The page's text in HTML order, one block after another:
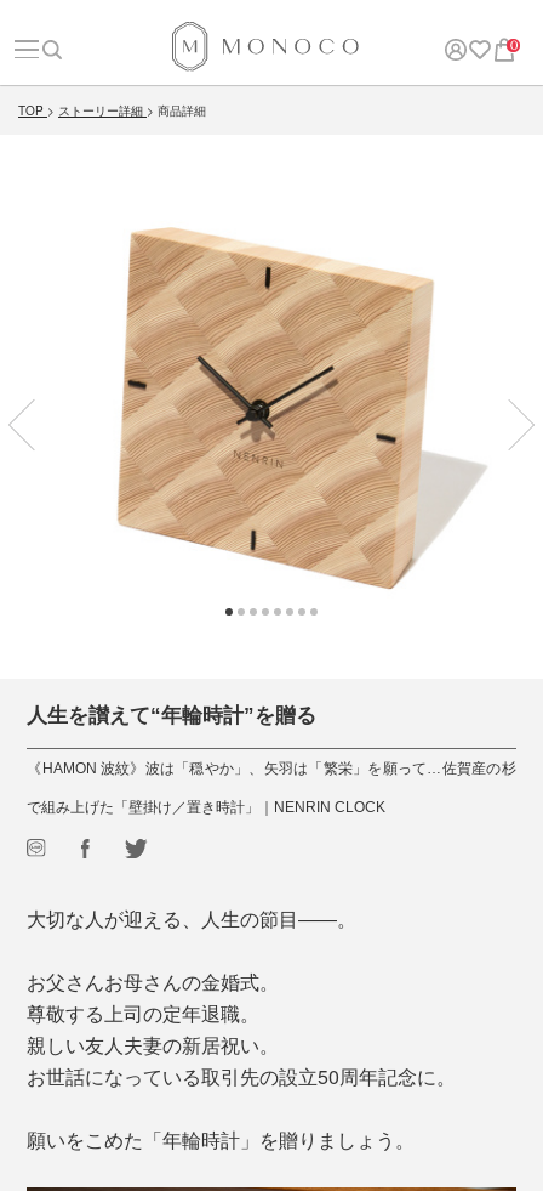
0
TOP ストーリー詳細 商品詳細
人生を讃えて“年輪時計”を贈る
《HAMON 波紋》波は「穏やか」、矢羽は「繁栄」を願って…佐賀産の杉
で組み上げた「壁掛け／置き時計」｜NENRIN CLOCK
大切な人が迎える、人生の節目――。
お父さんお母さんの金婚式。
尊敬する上司の定年退職。
親しい友人夫妻の新居祝い。
お世話になっている取引先の設立50周年記念に。
願いをこめた「年輪時計」を贈りましょう。